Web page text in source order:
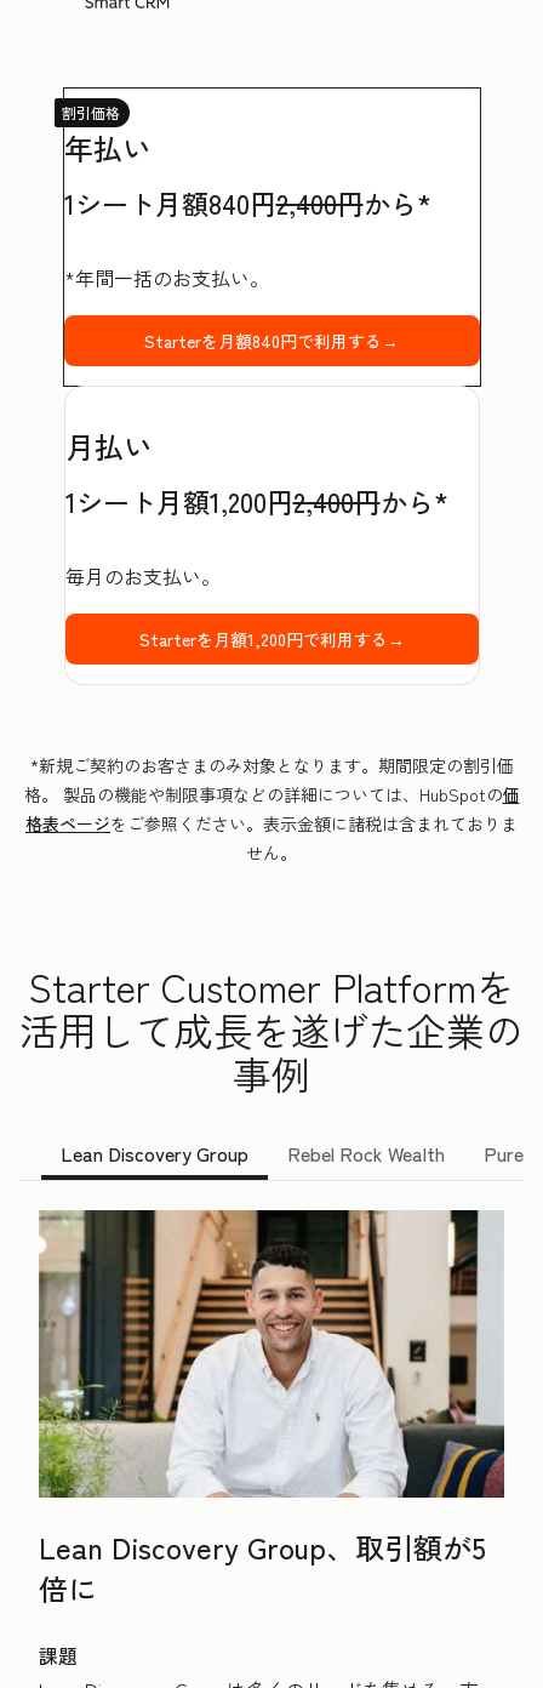
割引価格
年払い
1シート月額840円2,400円から*
*年間一括のお支払い。
Starterを月額840円で利用する→
月払い
1シート月額1,200円2,400円から*
毎月のお支払い。
Starterを月額1,200円で利用する→
*新規ご契約のお客さまのみ対象となります。期間限定の割引価
格。 製品の機能や制限事項などの詳細については、HubSpotの価
格表ページをご参照ください。表示金額に諸税は含まれておりま
せん。
Starter Customer Platformを
活用して成長を遂げた企業の
事例
Lean Discovery Group Rebel Rock Wealth Pure
Lean Discovery Group、取引額が5
倍に
課題